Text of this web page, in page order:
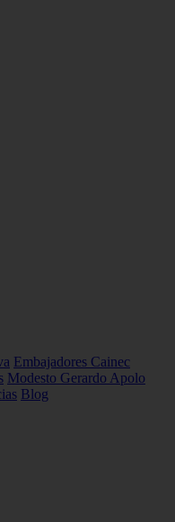
Embajadores Cainec
Modesto Gerardo Apolo
Blog